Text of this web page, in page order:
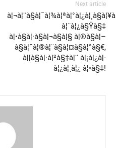
Next article
à¦¨à¦¿à§Ÿà§‡
à¦•à§à¦·à§à¦¬à§à¦§ à¦®à§à¦–
à§à¦¯à¦®à¦¨à§à¦¤à§à¦°à§€,
à¦¦à§à¦·à¦²à§‡à¦¨ à¦¡à¦¿à¦­
à¦¿à¦¸à¦¿ à¦•à§‡!